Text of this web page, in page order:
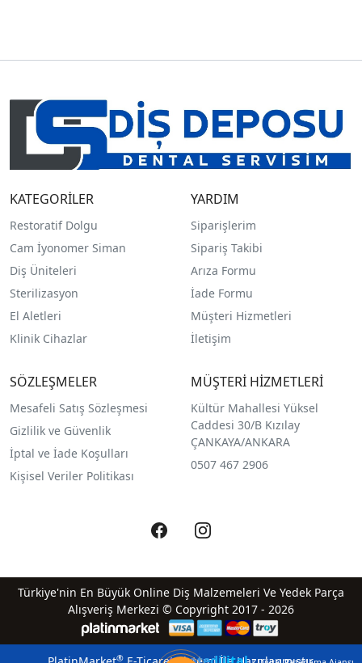
KATEGORİLER
Restoratif Dolgu
Cam İyonomer Siman
Diş Üniteleri
Sterilizasyon
El Aletleri
Klinik Cihazlar
YARDIM
Siparişlerim
Sipariş Takibi
Arıza Formu
İade Formu
Müşteri Hizmetleri
İletişim
SÖZLEŞMELER
Mesafeli Satış Sözleşmesi
Gizlilik ve Güvenlik
İptal ve İade Koşulları
Kişisel Veriler Politikası
MÜŞTERİ HİZMETLERİ
Kültür Mahallesi Yüksel
Caddesi 30/B Kızılay
ÇANKAYA/ANKARA
0507 467 2906
Türkiye'nin En Büyük Online Diş Malzemeleri Ve Yedek Parça
Alışveriş Merkezi © Copyright 2017 - 2026
®